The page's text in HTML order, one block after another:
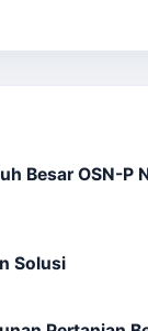
Besar OSN-P
Solusi